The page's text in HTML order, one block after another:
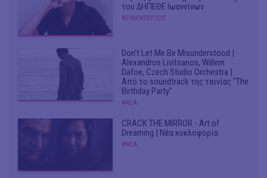
του ΔΗΠΕΘΕ Ιωαννίνων
#ΣΥΝΕΝΤΕΥΞΕΙΣ
Don't Let Me Be Misunderstood |
Alexandros Livitsanos, Willem
Dafoe, Czech Studio Orchestra |
Από το soundtrack της ταινίας "The
Birthday Party"
#ΝΕΑ
CRACK THE MIRROR - Art of
Dreaming | Νέα κυκλοφορία
#ΝΕΑ